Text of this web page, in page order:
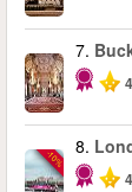
7.
-10%
8.